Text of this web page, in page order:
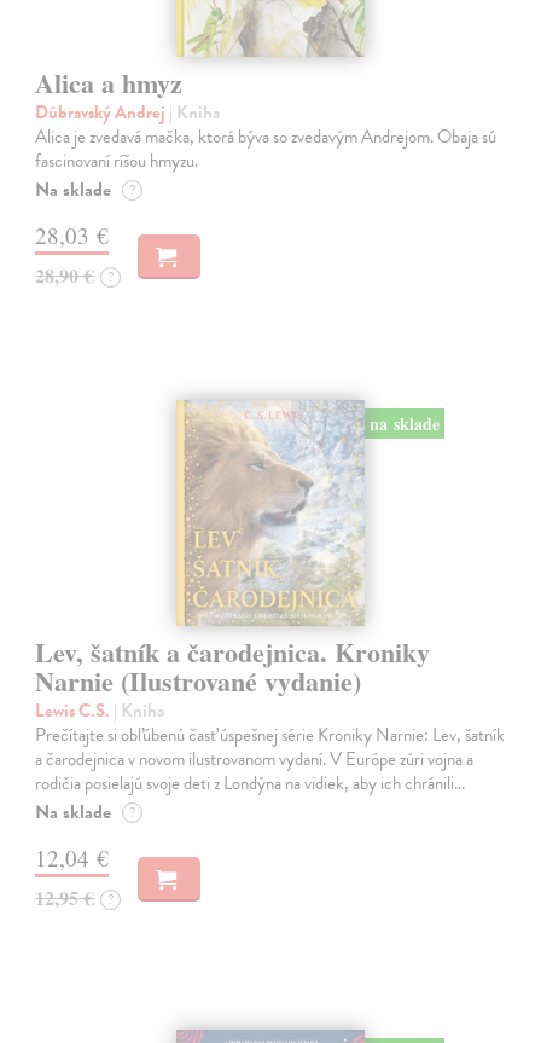
Alica a hmyz
Dúbravský Andrej | Kniha
Alica je zvedavá mačka, ktorá býva so zvedavým Andrejom. Obaja sú
fascinovaní ríšou hmyzu.
Na sklade ?
28,03 €
28,90 € ?
na sklade
Lev, šatník a čarodejnica. Kroniky
Narnie (Ilustrované vydanie)
Lewis C.S. | Kniha
Prečítajte si obľúbenú časť úspešnej série Kroniky Narnie: Lev, šatník
a čarodejnica v novom ilustrovanom vydaní. V Európe zúri vojna a
rodičia posielajú svoje deti z Londýna na vidiek, aby ich chránili…
Na sklade ?
12,04 €
12,95 € ?